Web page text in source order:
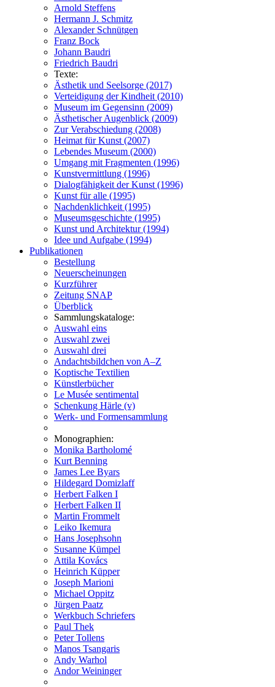
Arnold Steffens
Hermann J. Schmitz
Alexander Schnütgen
Franz Bock
Johann Baudri
Friedrich Baudri
Texte:
Ästhetik und Seelsorge (2017)
Verteidigung der Kindheit (2010)
Museum im Gegensinn (2009)
Ästhetischer Augenblick (2009)
Zur Verabschiedung (2008)
Heimat für Kunst (2007)
Lebendes Museum (2000)
Umgang mit Fragmenten (1996)
Kunstvermittlung (1996)
Dialogfähigkeit der Kunst (1996)
Kunst für alle (1995)
Nachdenklichkeit (1995)
Museumsgeschichte (1995)
Kunst und Architektur (1994)
Idee und Aufgabe (1994)
Publikationen
Bestellung
Neuerscheinungen
Kurzführer
Zeitung SNAP
Überblick
Sammlungskataloge:
Auswahl eins
Auswahl zwei
Auswahl drei
Andachtsbildchen von A–Z
Koptische Textilien
Künstlerbücher
Le Musée sentimental
Schenkung Härle (v)
Werk- und Formensammlung
Monographien:
Monika Bartholomé
Kurt Benning
James Lee Byars
Hildegard Domizlaff
Herbert Falken I
Herbert Falken II
Martin Frommelt
Leiko Ikemura
Hans Josephsohn
Susanne Kümpel
Attila Kovács
Heinrich Küpper
Joseph Marioni
Michael Oppitz
Jürgen Paatz
Werkbuch Schriefers
Paul Thek
Peter Tollens
Manos Tsangaris
Andy Warhol
Andor Weininger